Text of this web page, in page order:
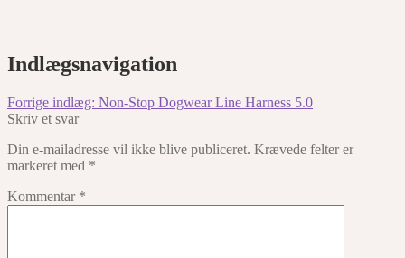
Indlægsnavigation
Forrige indlæg: Non-Stop Dogwear Line Harness 5.0
Skriv et svar
Din e-mailadresse vil ikke blive publiceret. Krævede felter er
markeret med *
Kommentar *